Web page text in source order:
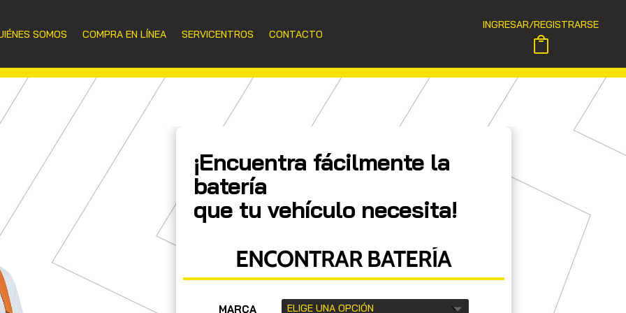
SOMOS COMPRA EN LÍNEA SERVICENTROS CONTACTO
INGRESAR/REGISTRARSE
¡Encuentra fácilmente la
batería
que tu vehículo necesita!
ENCONTRAR BATERÍA
MARCA